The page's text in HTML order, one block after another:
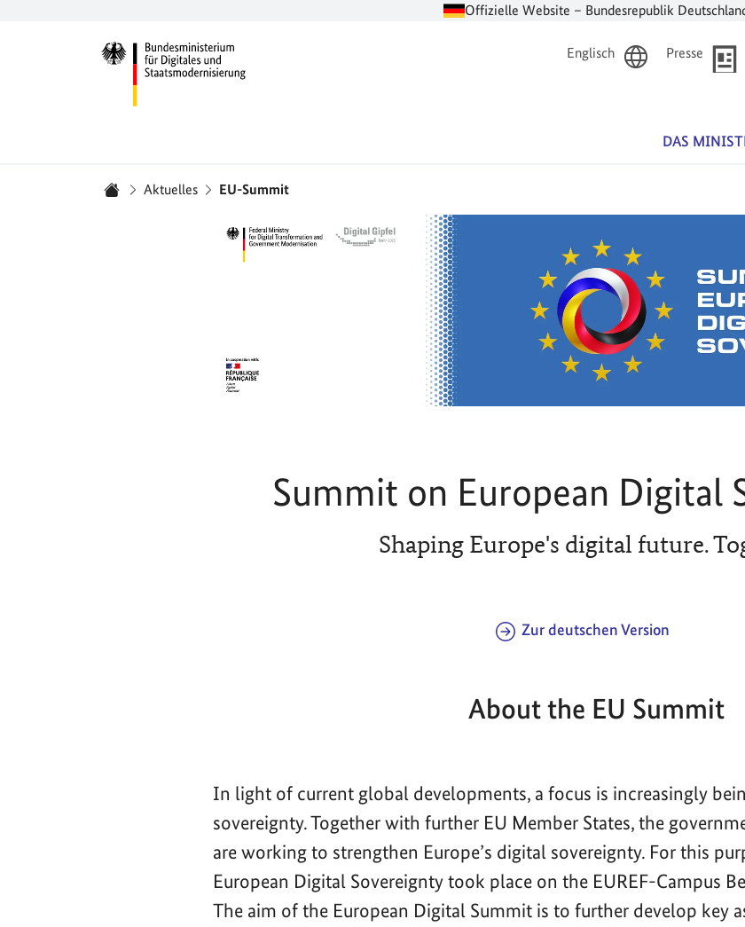
Offizielle Website – Bundesrepublik
Englisch Presse
DAS
Aktuelles EU-Summit
Summit on European Digital
Shaping Europe's digital future.
Zur deutschen Version
About the EU Summit
In light of current global developments, a focus is increasingly
sovereignty. Together with further EU Member States, the
are working to strengthen Europe’s digital sovereignty. For this
European Digital Sovereignty took place on the EUREF-Campus
The aim of the European Digital Summit is to further develop key